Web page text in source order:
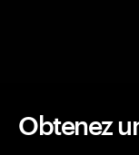
Obtenez